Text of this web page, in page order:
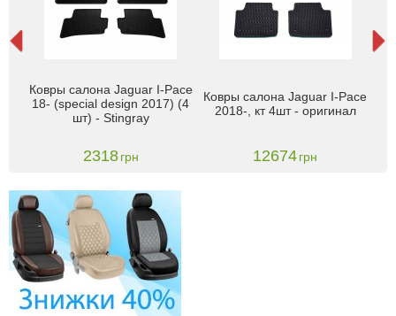
Ковры салона Jaguar I-Pace
18- (special design 2017) (4
шт) - Stingray
2318 грн
Ковры салона Jaguar I-Pace
2018-, кт 4шт - оригинал
12674грн